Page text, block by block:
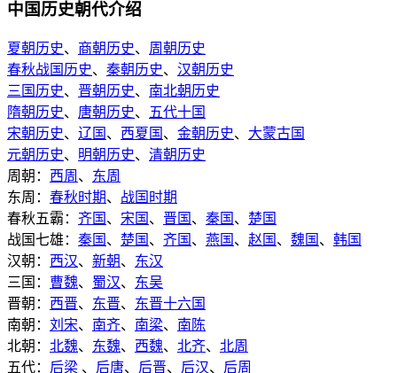
中国历史朝代介绍
夏朝历史、 商朝历史、 周朝历史
春秋战国历史、 秦朝历史、 汉朝历史
三国历史、 晋朝历史、 南北朝历史
隋朝历史、 唐朝历史、
五代十国
宋朝历史、 辽国 、 西夏国 、 金朝历史、 大蒙古国
元朝历史、 明朝历史、 清朝历史
周朝： 西周 、 东周
东周： 春秋时期、 战国时期
春秋五霸： 齐国 、 宋国 、 晋国 、 秦国 、 楚国
战国七雄： 秦国 、 楚国 、 齐国 、 燕国 、 赵国 、 魏国 、 韩国
汉朝： 西汉、 新朝、 东汉
三国： 曹魏、 蜀汉、 东吴
晋朝： 西晋、 东晋、 东晋十六国
南朝： 刘宋、 南齐、 南梁、 南陈
北朝： 北魏、 东魏、 西魏、 北齐、 北周
五代： 后梁 、 后唐、 后晋、 后汉、 后周